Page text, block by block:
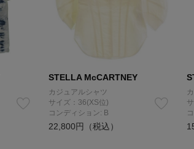
STELLA McCARTNEY
カジュアルシャツ
サイズ：36(XS位)
コンディション: B
22,800円（税込）